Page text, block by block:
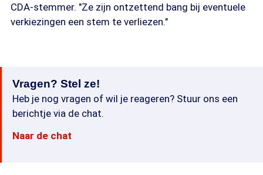
CDA-stemmer. "Ze zijn ontzettend bang bij eventuele
verkiezingen een stem te verliezen."
Vragen? Stel ze!
Heb je nog vragen of wil je reageren? Stuur ons een
berichtje via de chat.
Naar de chat